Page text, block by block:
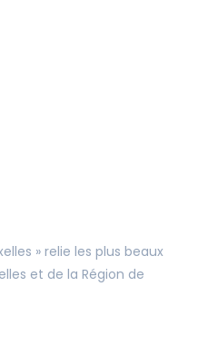
» relie les plus beaux
et de la Région de